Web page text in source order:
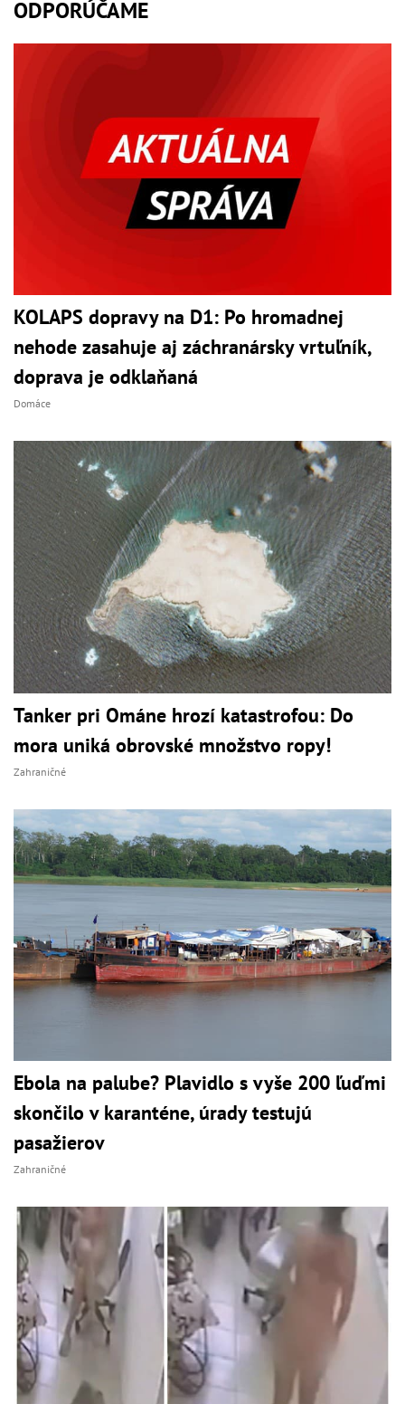
ODPORÚČAME
KOLAPS dopravy na D1: Po hromadnej
nehode zasahuje aj záchranársky vrtuľník,
doprava je odklaňaná
Domáce
Tanker pri Ománe hrozí katastrofou: Do
mora uniká obrovské množstvo ropy!
Zahraničné
Ebola na palube? Plavidlo s vyše 200 ľuďmi
skončilo v karanténe, úrady testujú
pasažierov
Zahraničné